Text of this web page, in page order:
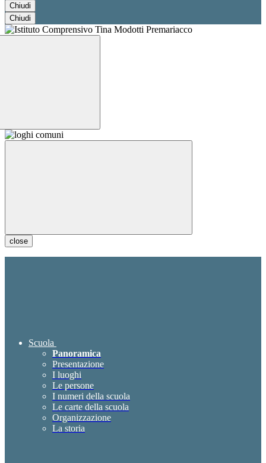
Chiudi
Chiudi
close
Scuola
Panoramica
Presentazione
I luoghi
Le persone
I numeri della scuola
Le carte della scuola
Organizzazione
La storia